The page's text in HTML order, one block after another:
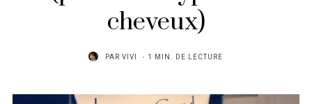
cheveux)
PAR VIVI 1 MIN. DE LECTURE